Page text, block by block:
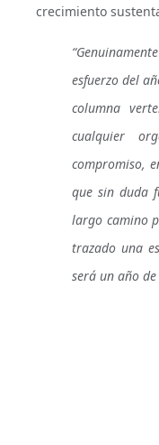
crecimiento
esfuerzo del
columna
cualquier
compromiso,
que sin duda
largo camino
trazado una
será un año de